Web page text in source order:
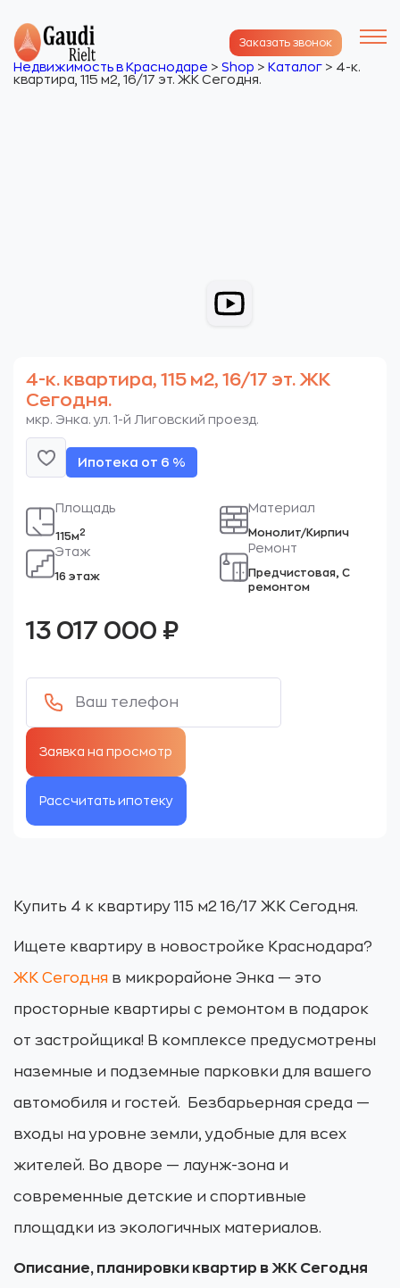
Заказать звонок
Недвижимость в Краснодаре > Shop > Каталог > 4-к.
квартира, 115 м2, 16/17 эт. ЖК Сегодня.
4-к. квартира, 115 м2, 16/17 эт. ЖК
Сегодня.
мкр. Энка. ул. 1-й Лиговский проезд.
Ипотека от 6 %
Площадь
115м2
Этаж
16 этаж
Материал
Монолит/Кирпич
Ремонт
Предчистовая, С
ремонтом
13 017 000 ₽
Рассчитать ипотеку
Купить 4 к квартиру 115 м2 16/17 ЖК Сегодня.
Ищете квартиру в новостройке Краснодара?
ЖК Сегодня в микрорайоне Энка — это
просторные квартиры с ремонтом в подарок
от застройщика! В комплексе предусмотрены
наземные и подземные парковки для вашего
автомобиля и гостей. Безбарьерная среда —
входы на уровне земли, удобные для всех
жителей. Во дворе — лаунж-зона и
современные детские и спортивные
площадки из экологичных материалов.
Описание, планировки квартир в ЖК Сегодня